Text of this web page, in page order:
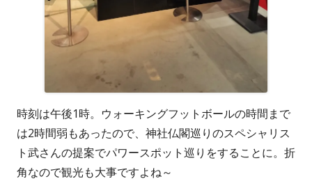
時刻は午後1時。ウォーキングフットボールの時間まで
は2時間弱もあったので、神社仏閣巡りのスペシャリス
ト武さんの提案でパワースポット巡りをすることに。折
角なので観光も大事ですよね～